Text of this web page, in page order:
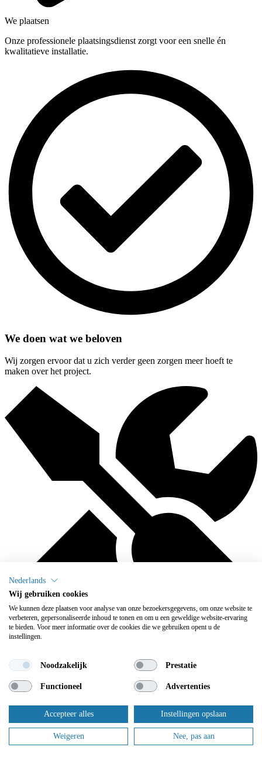
We plaatsen
Onze professionele plaatsingsdienst zorgt voor een snelle én
kwalitatieve installatie.
We doen wat we beloven
Wij zorgen ervoor dat u zich verder geen zorgen meer hoeft te
maken over het project.
We onderhouden
Flowplus zorgt ervoor dat u zich geen zorgen meer hoeft te maken
over het onderhoud: daar zorgen wij voor.
Dit zijn slechts enkele van onze tevreden klanten.
Nederlands
Wij gebruiken cookies
We kunnen deze plaatsen voor analyse van onze bezoekersgegevens, om onze website te
verbeteren, gepersonaliseerde inhoud te tonen en om u een geweldige website-ervaring
te bieden. Voor meer informatie over de cookies die we gebruiken opent u de
instellingen.
Noodzakelijk Prestatie
Functioneel Advertenties
Accepteer alles Instellingen opslaan
Weigeren Nee, pas aan